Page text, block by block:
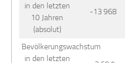
in den letzten
10 Jahren
(absolut)
-13 968
Bevölkerungswachstum
in den letzten